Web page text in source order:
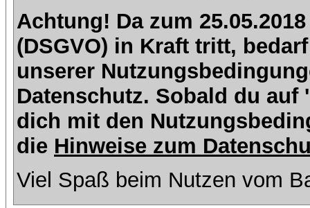
Achtung! Da zum
(DSGVO) in Kraft tritt,
unserer
Datenschutz. Sobald du
dich mit den
die Hinweise zum
Viel Spaß beim Nutzen vom